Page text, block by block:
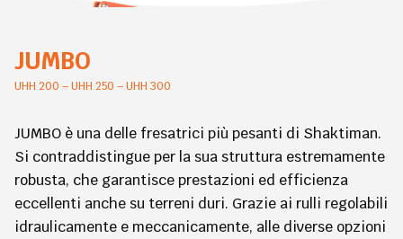
JUMBO
UHH 200 – UHH 250 – UHH 300
JUMBO è una delle fresatrici più pesanti di Shaktiman.
Si contraddistingue per la sua struttura estremamente
robusta, che garantisce prestazioni ed efficienza
eccellenti anche su terreni duri. Grazie ai rulli regolabili
idraulicamente e meccanicamente, alle diverse opzioni